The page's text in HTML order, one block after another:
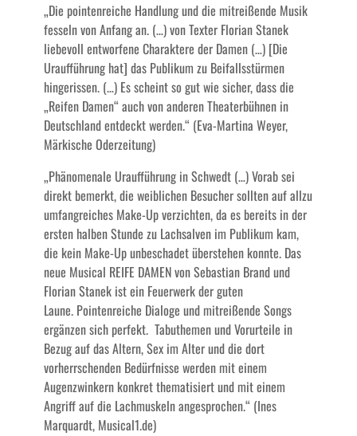
„Die pointenreiche Handlung und die mitreißende Musik
fesseln von Anfang an. (…) von Texter Florian Stanek
liebevoll entworfene Charaktere der Damen (…) [Die
Uraufführung hat] das Publikum zu Beifallsstürmen
hingerissen. (…) Es scheint so gut wie sicher, dass die
„Reifen Damen“ auch von anderen Theaterbühnen in
Deutschland entdeckt werden.“ (Eva-Martina Weyer,
Märkische Oderzeitung)
„Phänomenale Uraufführung in Schwedt (…) Vorab sei
direkt bemerkt, die weiblichen Besucher sollten auf allzu
umfangreiches Make-Up verzichten, da es bereits in der
ersten halben Stunde zu Lachsalven im Publikum kam,
die kein Make-Up unbeschadet überstehen konnte. Das
neue Musical REIFE DAMEN von Sebastian Brand und
Florian Stanek ist ein Feuerwerk der guten
Laune. Pointenreiche Dialoge und mitreißende Songs
ergänzen sich perfekt. Tabuthemen und Vorurteile in
Bezug auf das Altern, Sex im Alter und die dort
vorherrschenden Bedürfnisse werden mit einem
Augenzwinkern konkret thematisiert und mit einem
Angriff auf die Lachmuskeln angesprochen.“ (Ines
Marquardt, Musical1.de)